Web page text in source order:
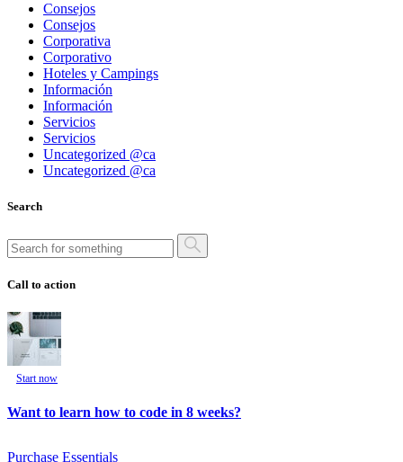
Consejos
Consejos
Corporativa
Corporativo
Hoteles y Campings
Información
Información
Servicios
Servicios
Uncategorized @ca
Uncategorized @ca
Search
Call to action
Start now
Want to learn how to code in 8 weeks?
Purchase Essentials